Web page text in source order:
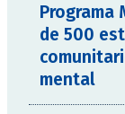
Programa
de 500
mental